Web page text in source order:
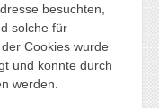
besuchten,
solche für
Cookies wurde
und konnte durch
werden.